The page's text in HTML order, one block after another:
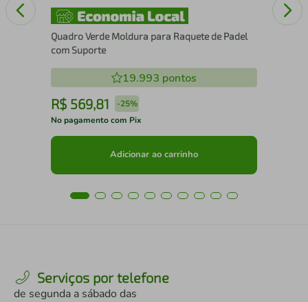
Quadro Verde Moldura para Raquete de Padel
com Suporte
19.993 pontos
R$ 569,81 -25%
No pagamento com Pix
Adicionar ao carrinho
Serviços por telefone
de segunda a sábado das